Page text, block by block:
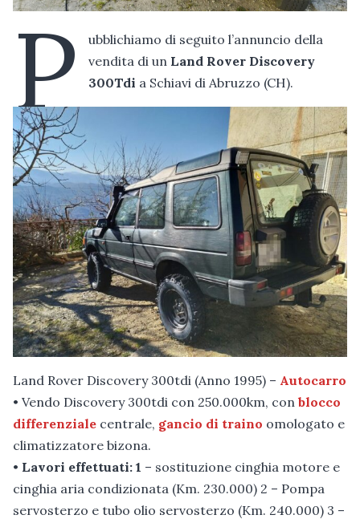
P
ubblichiamo di seguito l’annuncio della
vendita di un Land Rover Discovery
300Tdi a Schiavi di Abruzzo (CH).
Land Rover Discovery 300tdi (Anno 1995) – Autocarro
• Vendo Discovery 300tdi con 250.000km, con blocco
differenziale centrale, gancio di traino omologato e
climatizzatore bizona.
• Lavori effettuati: 1 – sostituzione cinghia motore e
cinghia aria condizionata (Km. 230.000) 2 – Pompa
servosterzo e tubo olio servosterzo (Km. 240.000) 3 –